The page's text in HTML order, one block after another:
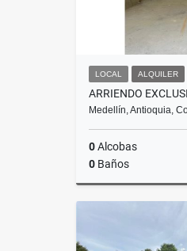
LOCAL ALQUILER
Medellín, Antioquia,
0Alcobas
0 Baños